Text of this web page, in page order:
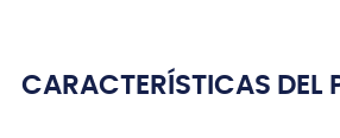
CARACTERÍSTICAS DEL